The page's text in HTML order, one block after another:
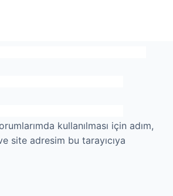
kullanılması için adım,
site adresim bu tarayıcıya